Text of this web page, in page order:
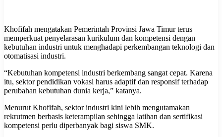
Khofifah mengatakan Pemerintah Provinsi Jawa Timur terus
memperkuat penyelarasan kurikulum dan kompetensi dengan
kebutuhan industri untuk menghadapi perkembangan teknologi dan
otomatisasi industri.
“Kebutuhan kompetensi industri berkembang sangat cepat. Karena
itu, sektor pendidikan vokasi harus adaptif dan responsif terhadap
perubahan kebutuhan dunia kerja,” katanya.
Menurut Khofifah, sektor industri kini lebih mengutamakan
rekrutmen berbasis keterampilan sehingga latihan dan sertifikasi
kompetensi perlu diperbanyak bagi siswa SMK.